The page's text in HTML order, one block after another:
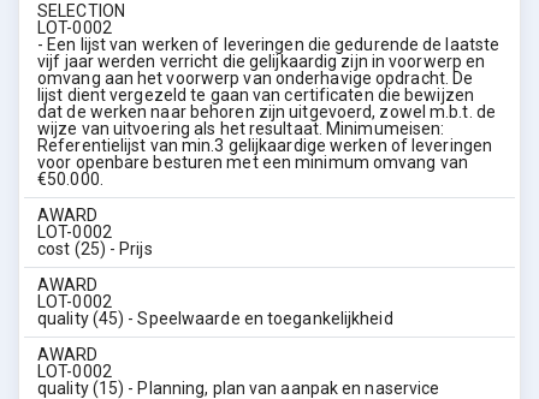
SELECTION
LOT-0002
- Een lijst van werken of leveringen die gedurende de laatste
vijf jaar werden verricht die gelijkaardig zijn in voorwerp en
omvang aan het voorwerp van onderhavige opdracht. De
lijst dient vergezeld te gaan van certificaten die bewijzen
dat de werken naar behoren zijn uitgevoerd, zowel m.b.t. de
wijze van uitvoering als het resultaat. Minimumeisen:
Referentielijst van min.3 gelijkaardige werken of leveringen
voor openbare besturen met een minimum omvang van
€50.000.
AWARD
LOT-0002
cost (25) - Prijs
AWARD
LOT-0002
quality (45) - Speelwaarde en toegankelijkheid
AWARD
LOT-0002
quality (15) - Planning, plan van aanpak en naservice